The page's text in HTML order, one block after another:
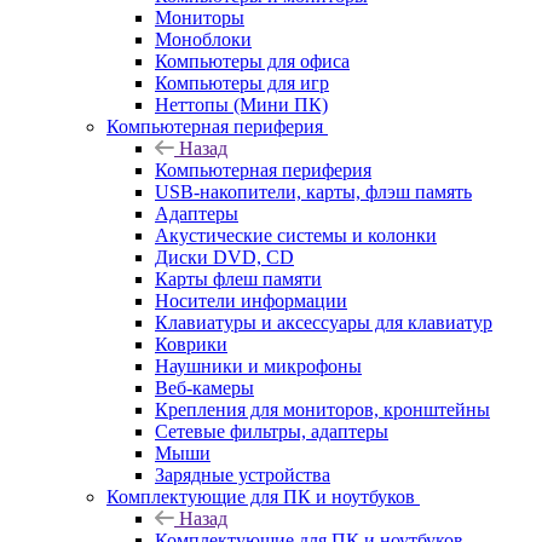
Мониторы
Моноблоки
Компьютеры для офиса
Компьютеры для игр
Неттопы (Мини ПК)
Компьютерная периферия
Назад
Компьютерная периферия
USB-накопители, карты, флэш память
Адаптеры
Акустические системы и колонки
Диски DVD, CD
Карты флеш памяти
Носители информации
Клавиатуры и аксессуары для клавиатур
Коврики
Наушники и микрофоны
Веб-камеры
Крепления для мониторов, кронштейны
Сетевые фильтры, адаптеры
Мыши
Зарядные устройства
Комплектующие для ПК и ноутбуков
Назад